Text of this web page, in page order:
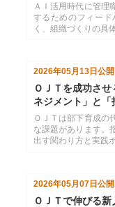
ＡＩ活用時代に管理
するためのフィー
く、組織づくりの具
2026年05月13日 公開
ＯＪＴを成功さ
ネジメント」と「
ＯＪＴは部下育成の
な課題があります。
出す関わり方と実践
2026年05月07日公開
ＯＪＴで伸びる